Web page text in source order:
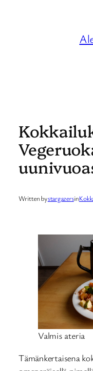
Written bystargazersin
Valmis ateria
Tämänkertaisena